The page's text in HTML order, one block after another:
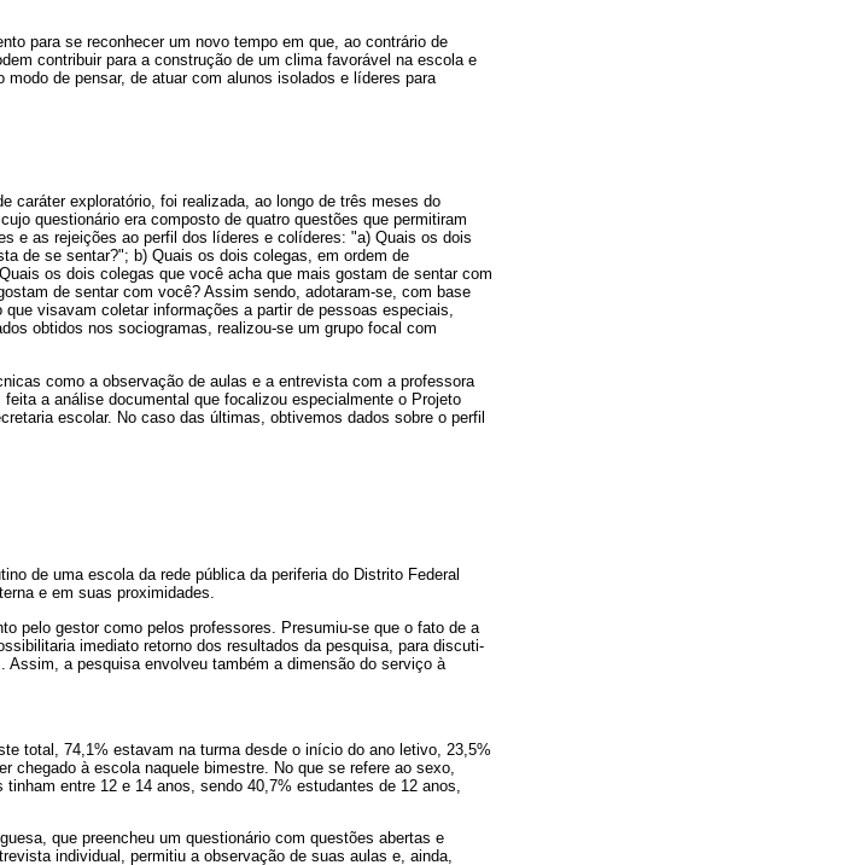
para se reconhecer um novo tempo em que, ao contrário de
contribuir para a construção de um clima favorável na escola e
de pensar, de atuar com alunos isolados e líderes para
caráter exploratório, foi realizada, ao longo de três meses do
questionário era composto de quatro questões que permitiram
e as rejeições ao perfil dos líderes e colíderes: "a) Quais os dois
de se sentar?"; b) Quais os dois colegas, em ordem de
os dois colegas que você acha que mais gostam de sentar com
de sentar com você? Assim sendo, adotaram-se, com base
visavam coletar informações a partir de pessoas especiais,
obtidos nos sociogramas, realizou-se um grupo focal com
como a observação de aulas e a entrevista com a professora
a análise documental que focalizou especialmente o Projeto
escolar. No caso das últimas, obtivemos dados sobre o perfil
de uma escola da rede pública da periferia do Distrito Federal
e em suas proximidades.
pelo gestor como pelos professores. Presumiu-se que o fato de a
imediato retorno dos resultados da pesquisa, para discuti-
a pesquisa envolveu também a dimensão do serviço à
total, 74,1% estavam na turma desde o início do ano letivo, 23,5%
chegado à escola naquele bimestre. No que se refere ao sexo,
entre 12 e 14 anos, sendo 40,7% estudantes de 12 anos,
que preencheu um questionário com questões abertas e
individual, permitiu a observação de suas aulas e, ainda,